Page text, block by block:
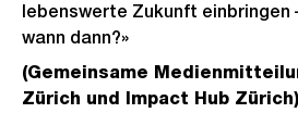
lebenswerte Zukunft einbringen
wann dann?»
(Gemeinsame
Zürich und Impact Hub Zürich)